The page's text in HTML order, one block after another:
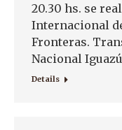
20.30 hs. se
Internacional
Fronteras.
Nacional
Details